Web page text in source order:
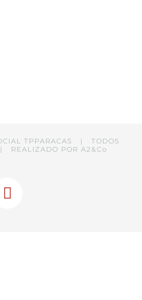
TPPARACAS | TODOS
| REALIZADO POR A2&Co